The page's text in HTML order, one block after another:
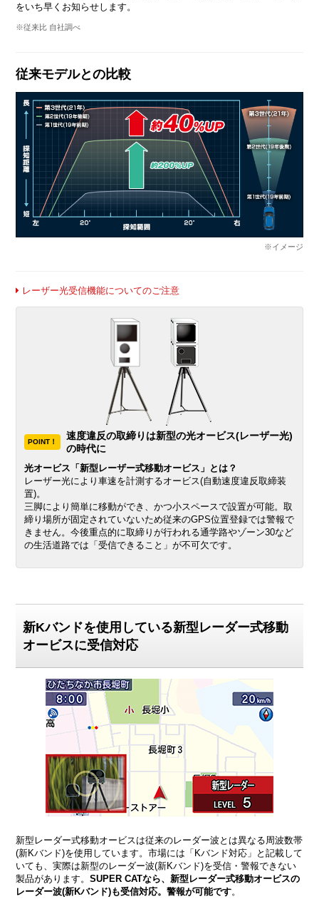
をいち早くお知らせします。
※従来比 自社調べ
従来モデルとの比較
※イメージ
レーザー光受信機能についてのご注意
POINT！
速度違反の取締りは新型の光オービス(レーザー光)
の時代に
光オービス「新型レーザー式移動オービス」とは？
レーザー光により車速を計測するオービス(自動速度違反取締装
置)。
三脚により簡単に移動ができ、かつ小スペースで設置が可能。取
締り場所が固定されていないため従来のGPS位置登録では警報で
きません。今後重点的に取締りが行われる通学路やゾーン30など
の生活道路では「受信できること」が不可欠です。
新Kバンドを使用している新型レーダー式移動
オービスに受信対応
新型レーダー式移動オービスは従来のレーダー波とは異なる周波数帯
(新Kバンド)を使用しています。市場には「Kバンド対応」と記載して
いても、実際は新型のレーダー波(新Kバンド)を受信・警報できない
製品があります。SUPER CATなら、新型レーダー式移動オービスの
レーダー波(新Kバンド)も受信対応。警報が可能です。